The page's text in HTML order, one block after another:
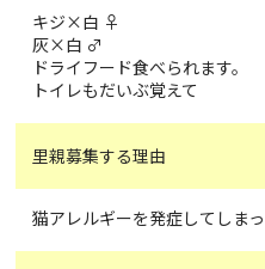
キジ×白 ♀
灰×白 ♂
ドライフード食べられます。
トイレもだいぶ覚えて
里親募集する理由
猫アレルギーを発症してしま